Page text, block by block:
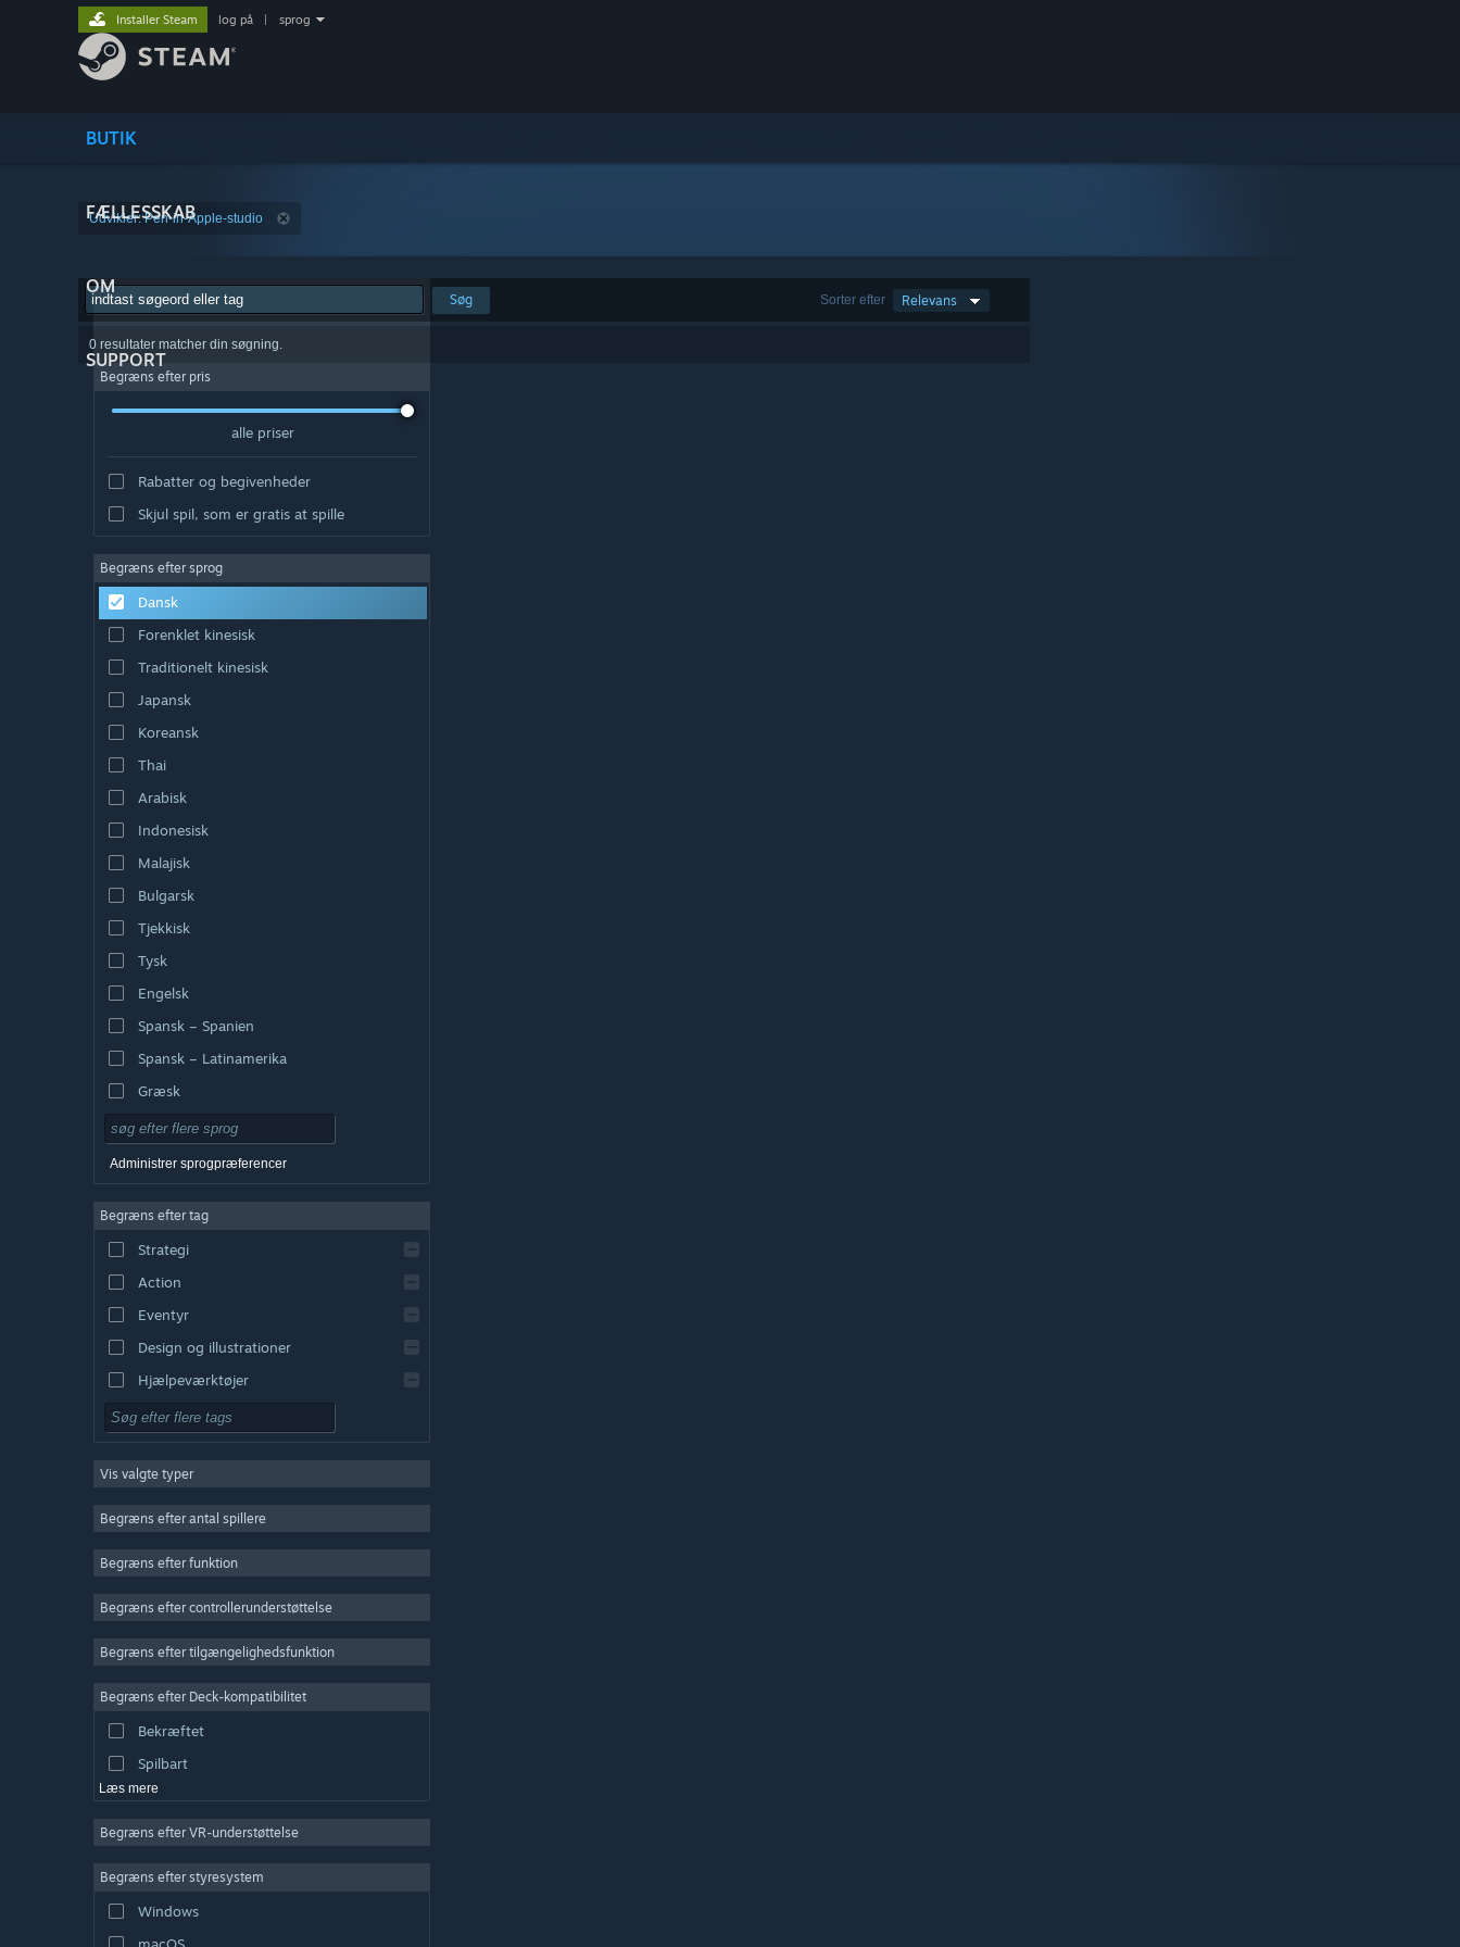
BUTIK
FÆLLESSKAB
OM
SUPPORT
Installer Steam log på sprog
Udvikler: Pen-in-Apple-studio
Sorter efter Relevans
Søg
0 resultater matcher din søgning.
Begræns efter pris
alle priser
Rabatter og begivenheder
Skjul spil, som er gratis at spille
Begræns efter sprog
Dansk
Forenklet kinesisk
Traditionelt kinesisk
Japansk
Koreansk
Thai
Arabisk
Indonesisk
Malajisk
Bulgarsk
Tjekkisk
Tysk
Engelsk
Spansk – Spanien
Spansk – Latinamerika
Græsk
Administrer sprogpræferencer
Begræns efter tag
Strategi
Action
Eventyr
Design og illustrationer
Hjælpeværktøjer
Gratis at spille
Massiv multiplayer
Indie
Simulation
Videoproduktion
Billedredigering
Vis valgte typer
Begræns efter antal spillere
Begræns efter funktion
Begræns efter controllerunderstøttelse
Begræns efter tilgængelighedsfunktion
Begræns efter Deck-kompatibilitet
Bekræftet
Spilbart
Læs mere
Begræns efter VR-understøttelse
Begræns efter styresystem
Windows